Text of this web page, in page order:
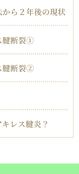
から２年後の現状
腱断裂①
腱断裂②
レス腱炎？